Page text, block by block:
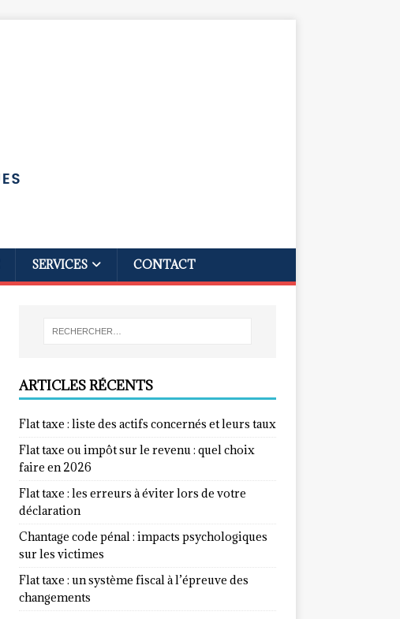
SERVICES CONTACT
ARTICLES RÉCENTS
Flat taxe : liste des actifs concernés et leurs taux
Flat taxe ou impôt sur le revenu : quel choix
faire en 2026
Flat taxe : les erreurs à éviter lors de votre
déclaration
Chantage code pénal : impacts psychologiques
sur les victimes
Flat taxe : un système fiscal à l’épreuve des
changements